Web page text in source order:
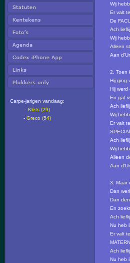
Carpe-jarigen vandaag:
- Klets (29)
- Greco (54)
Wij
Er valt
De
Ach
Wij
Alleen
Aan
2. Toen
Hij ging
Hij werd
En gaf
Ach
Wij
Er valt
Ach
Wij
Alleen
Aan
3. Maar
Dan
Dan
En
Ach
Nu heb
Er valt
Ach
Nu heb